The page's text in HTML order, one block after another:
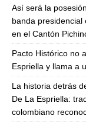
Así será la
banda presidencial
en el Cantón
Pacto Histórico no
Espriella y llama a
La historia detrás
De La Espriella:
colombiano